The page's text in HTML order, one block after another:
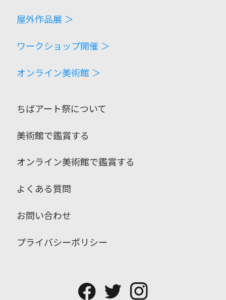
屋外作品展 ＞
ワークショップ開催 ＞
オンライン美術館 ＞
ちばアート祭について
美術館で鑑賞する
オンライン美術館で鑑賞する
よくある質問
お問い合わせ
プライバシーポリシー